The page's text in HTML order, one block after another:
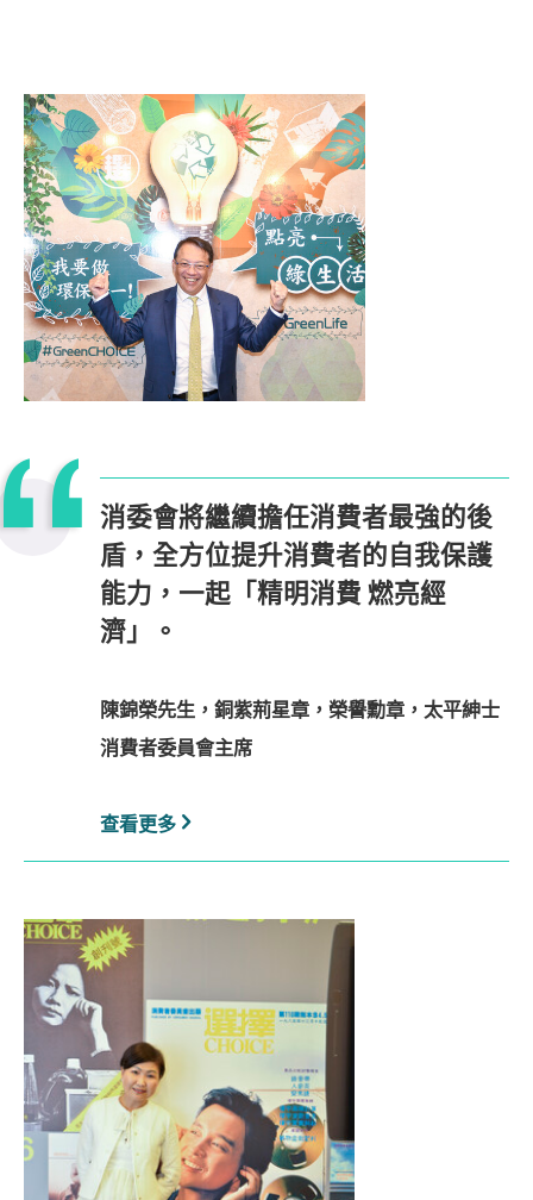
消委會將繼續擔任消費者最強的後
盾，全方位提升消費者的自我保護
能力，一起「精明消費 燃亮經
濟」。
陳錦榮先生，銅紫荊星章，榮譽勳章，太平紳士
消費者委員會主席
查看更多